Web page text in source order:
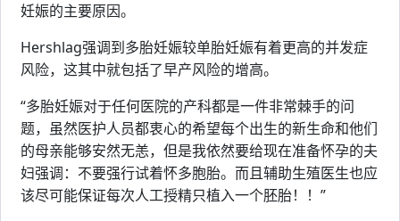
妊娠的主要原因。
Hershlag强调到多胎妊娠较单胎妊娠有着更高的并发症
风险，这其中就包括了早产风险的增高。
“多胎妊娠对于任何医院的产科都是一件非常棘手的问
题，虽然医护人员都衷心的希望每个出生的新生命和他们
的母亲能够安然无恙，但是我依然要给现在准备怀孕的夫
妇强调：不要强行试着怀多胞胎。而且辅助生殖医生也应
该尽可能保证每次人工授精只植入一个胚胎！！”